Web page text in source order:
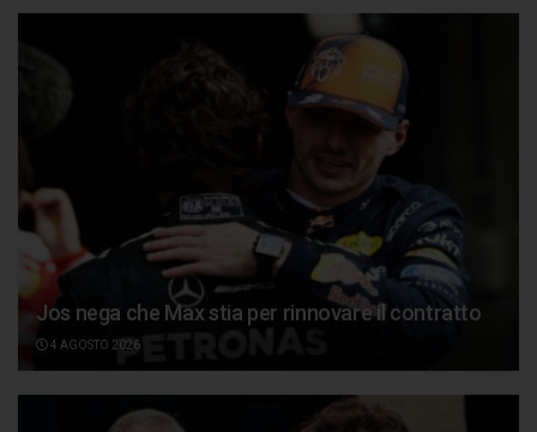
Jos nega che Max stia per rinnovare il contratto
4 AGOSTO 2026